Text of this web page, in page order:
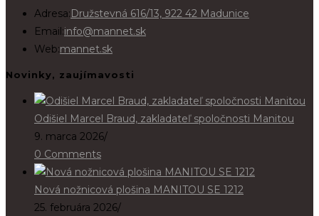
Adresa:Družstevná 616/13, 922 42 Madunice
Email:info@mannet.skOpens
Web:mannet.sk
Novinky, zaujímavosti
Odišiel Marcel Braud, zakladateľ spoločnosti Manitou
9. marca 2026/
0 Comments
Nová nožnicová plošina MANITOU SE 1212
25. februára 2026/